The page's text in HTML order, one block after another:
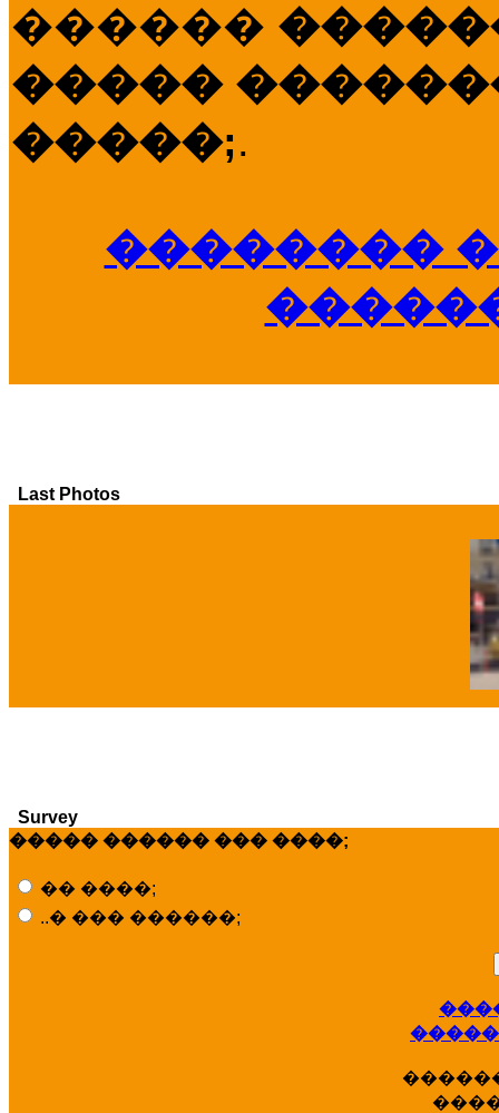
������
�����
�����;.
��������
Last Photos
Survey
����� ������ ��� ����;
�� ����;
..� ��� ������;